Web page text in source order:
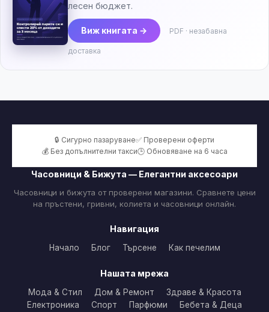
лесен бюджет.
Виж книгата → PDF · незабавна
доставка
🔒 Сигурно пазаруване✅ Проверени оферти
💰 Без допълнителни такси🕒 Обновяване на 6 часа
Часовници & Бижута — Елегантни аксесоари
Часовници и бижута от проверени магазини. Сравнете цени
на пръстени, гривни, колиета и часовници онлайн.
Навигация
Начало Блог Търсене Как печелим
Нашата мрежа
Мода & Стил Дом & Ремонт
Здраве & Красота
Електроника
Спорт Парфюми Бебета & Деца